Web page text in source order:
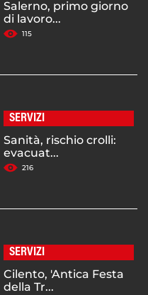
Salerno, primo giorno
di lavoro...
115
SERVIZI
Sanità, rischio crolli:
evacuat...
216
SERVIZI
Cilento, 'Antica Festa
della Tr...